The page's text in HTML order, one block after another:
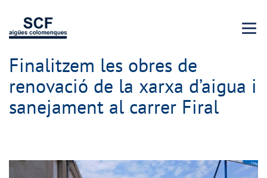
Menu
Finalitzem les obres de
renovació de la xarxa d’aigua i
sanejament al carrer Firal